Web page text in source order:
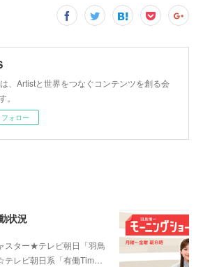
、Artistと世界をつなぐコンテンツを創る会
。
フォロー
状況
スター★テレビ朝日「羽鳥
レビ朝日系「有働Tim…